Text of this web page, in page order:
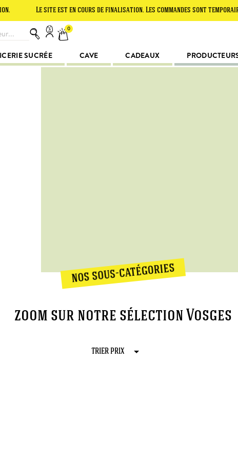
Le site est en cours de finalisation. Les commandes sont
0
SUCRÉE CAVE CADEAUX
nos sous-catégories
zoom sur notre sélection Vosges